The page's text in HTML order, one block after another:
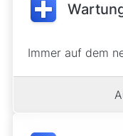
Immer auf dem